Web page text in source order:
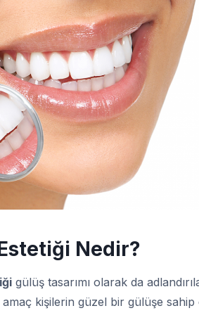
Nedir?
gülüş tasarımı olarak da
kişilerin güzel bir gülüşe sahip